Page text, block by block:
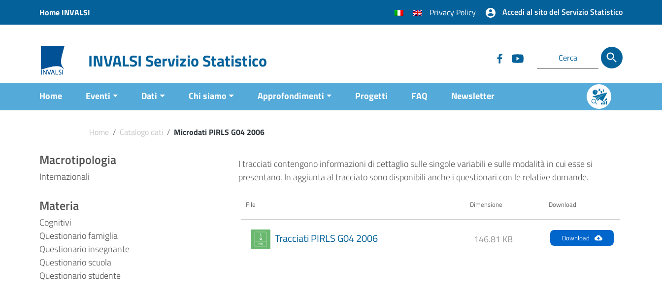
Vai al menu di navigazione
Home INVALSI Privacy Policy Accedi al sito del Servizio Statistico
INVALSI Servizio Statistico
Home Eventi Dati Chi siamo Approfondimenti Progetti FAQ Newsletter
Home / Catalogo dati / Microdati PIRLS G04 2006
Macrotipologia
Internazionali
Materia
Cognitivi
Questionario famiglia
Questionario insegnante
Questionario scuola
Questionario studente
I tracciati contengono informazioni di dettaglio sulle singole variabili e sulle modalità in cui esse si
presentano. In aggiunta al tracciato sono disponibili anche i questionari con le relative domande.
File Dimensione Download
Tracciati PIRLS G04 2006 146.81 KB Download